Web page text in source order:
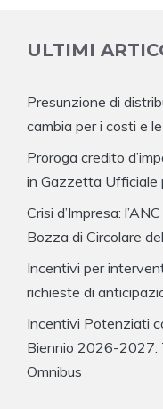
ULTIMI
Presunzione di
cambia per i costi e
Proroga credito
in Gazzetta Ufficiale
Crisi d’Impresa:
Bozza di Circolare
Incentivi per
richieste di
Incentivi Potenziati
Biennio 2026-2027:
Omnibus